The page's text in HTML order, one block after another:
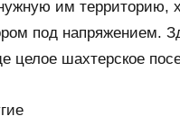
им территорию,
под напряжением.
целое шахтерское